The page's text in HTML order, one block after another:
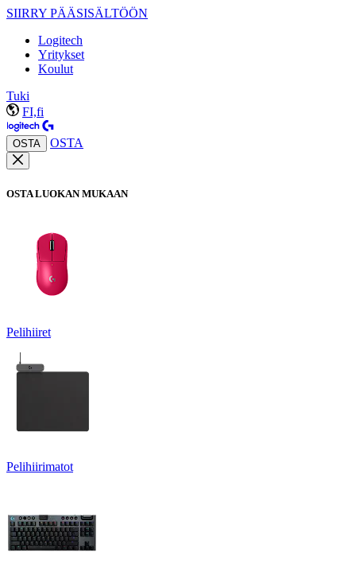
SIIRRY PÄÄSISÄLTÖÖN
Logitech
Yritykset
Koulut
Tuki
FI,fi
OSTA OSTA
OSTA LUOKAN MUKAAN
Pelihiiret
Pelihiirimatot